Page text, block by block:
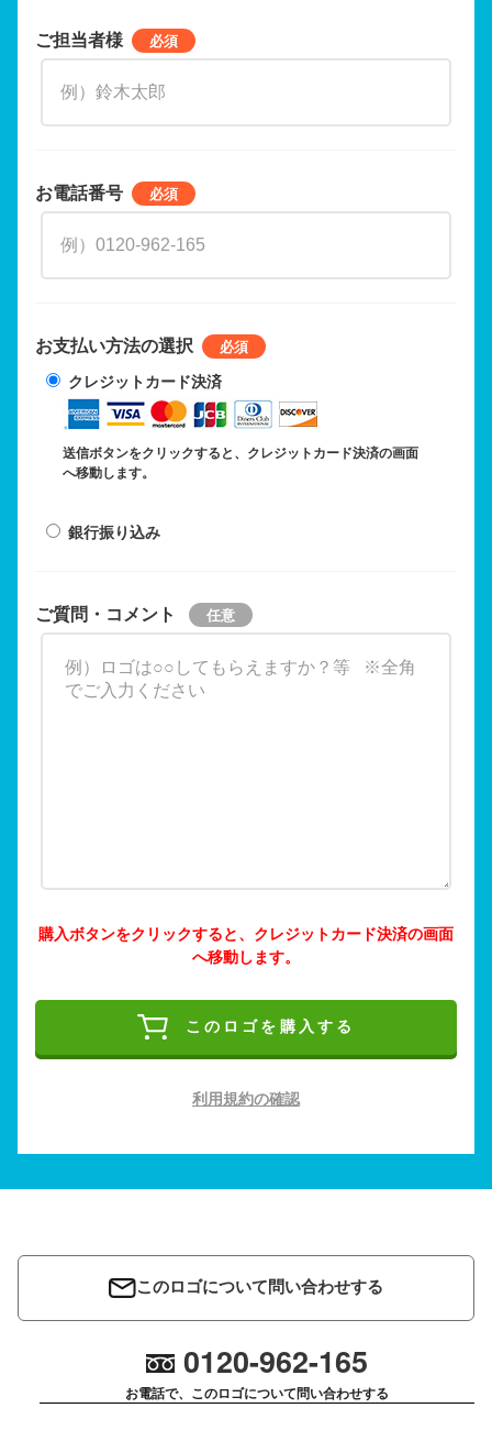
ご担当者様
お電話番号
お支払い方法の選択
クレジットカード決済
送信ボタンをクリックすると、クレジットカード決済の画面
へ移動します。
銀行振り込み
ご質問・コメント
購入ボタンをクリックすると、クレジットカード決済の画面
へ移動します。
このロゴを購入する
利用規約の確認
このロゴについて問い合わせする
0120-962-165
お電話で、このロゴについて問い合わせする